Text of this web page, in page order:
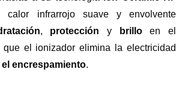
infrarrojo suave y envolvente
, protección y brilloen el
que el ionizador elimina la electricidad
encrespamiento.